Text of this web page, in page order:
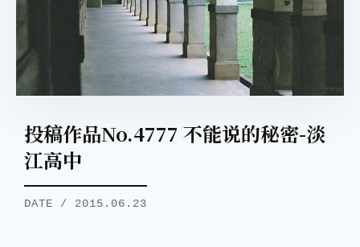
投稿作品No.4777 不能说的秘密-淡
江高中
DATE / 2015.06.23